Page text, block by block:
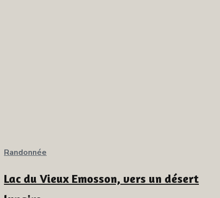
Randonnée
Lac du Vieux Emosson, vers un désert